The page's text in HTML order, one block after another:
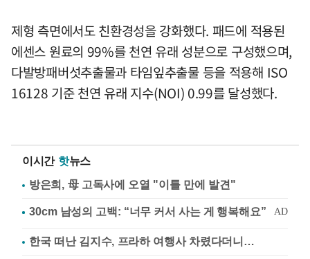
제형 측면에서도 친환경성을 강화했다. 패드에 적용된
에센스 원료의 99%를 천연 유래 성분으로 구성했으며,
다발방패버섯추출물과 타임잎추출물 등을 적용해 ISO
16128 기준 천연 유래 지수(NOI) 0.99를 달성했다.
이시간 핫뉴스
방은희, 母 고독사에 오열 "이틀 만에 발견"
한국 떠난 김지수, 프라하 여행사 차렸다더니…